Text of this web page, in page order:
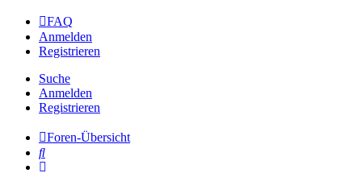
FAQ
Anmelden
Registrieren
Suche
Anmelden
Registrieren
Foren-Übersicht
Suche